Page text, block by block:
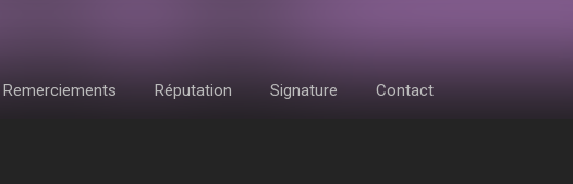
Remerciements Réputation Signature Contact